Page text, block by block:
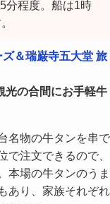
分程度。船は1時
ズ＆瑞巌寺五大堂 旅
光の合間にお手軽牛
名物の牛タンを串で
で注文できるので、
本場の牛タンのうま
あり、家族それぞれ